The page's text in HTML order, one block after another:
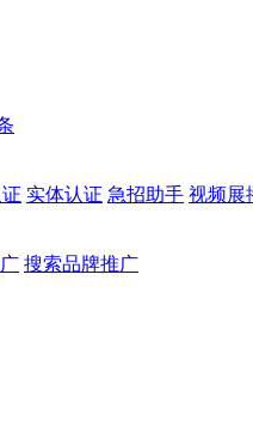
实体认证 急招助手 视频展
搜索品牌推广